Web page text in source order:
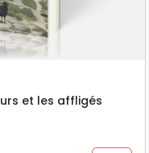
et les affligés